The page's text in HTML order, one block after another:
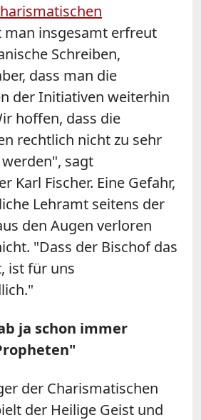
man insgesamt erfreut
Schreiben,
dass man die
der Initiativen weiterhin
hoffen, dass die
rechtlich nicht zu sehr
sagt
Karl Fischer. Eine Gefahr,
Lehramt seitens der
den Augen verloren
"Dass der Bischof das
ist für uns
ja schon immer
der Charismatischen
der Heilige Geist und